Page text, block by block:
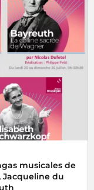
musicales de
Jacqueline du